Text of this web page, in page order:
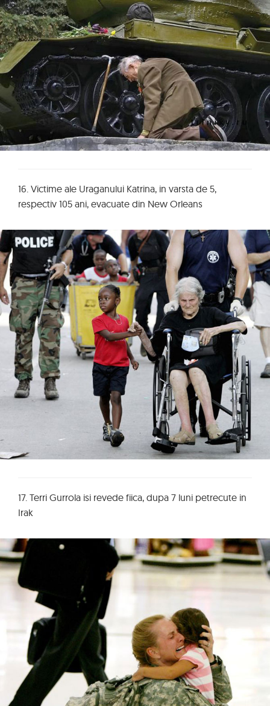
16. Victime ale Uraganului Katrina, in varsta de 5,
respectiv 105 ani, evacuate din New Orleans
17. Terri Gurrola isi revede fiica, dupa 7 luni petrecute in
Irak